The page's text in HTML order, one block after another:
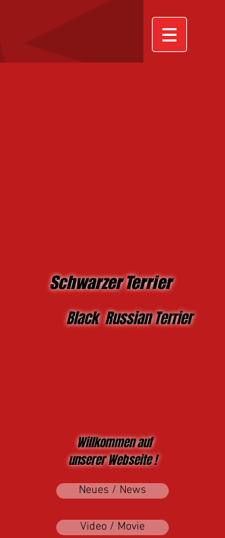
Schwarzer Terrier
Black Russian Terrier
Willkommen auf
unserer Webseite !
Neues / News
Video / Movie